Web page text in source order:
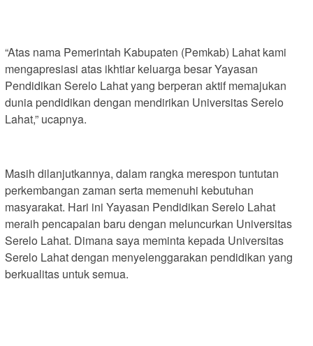
“Atas nama Pemerintah Kabupaten (Pemkab) Lahat kami
mengapresiasi atas ikhtiar keluarga besar Yayasan
Pendidikan Serelo Lahat yang berperan aktif memajukan
dunia pendidikan dengan mendirikan Universitas Serelo
Lahat,” ucapnya.
Masih dilanjutkannya, dalam rangka merespon tuntutan
perkembangan zaman serta memenuhi kebutuhan
masyarakat. Hari ini Yayasan Pendidikan Serelo Lahat
meraih pencapaian baru dengan meluncurkan Universitas
Serelo Lahat. Dimana saya meminta kepada Universitas
Serelo Lahat dengan menyelenggarakan pendidikan yang
berkualitas untuk semua.